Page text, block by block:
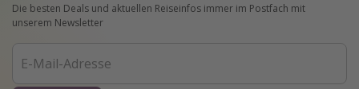
Die besten Deals und aktuellen Reiseinfos immer im Postfach mit
unserem Newsletter